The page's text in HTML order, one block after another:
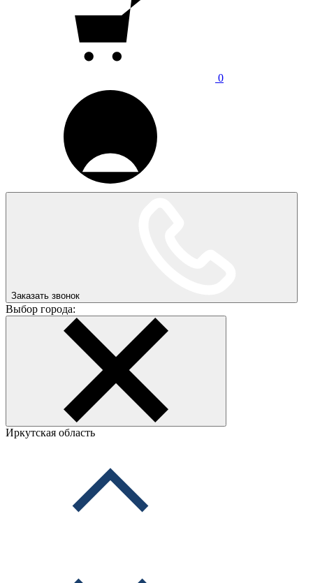
0
Заказать звонок
Выбор города:
Иркутская область